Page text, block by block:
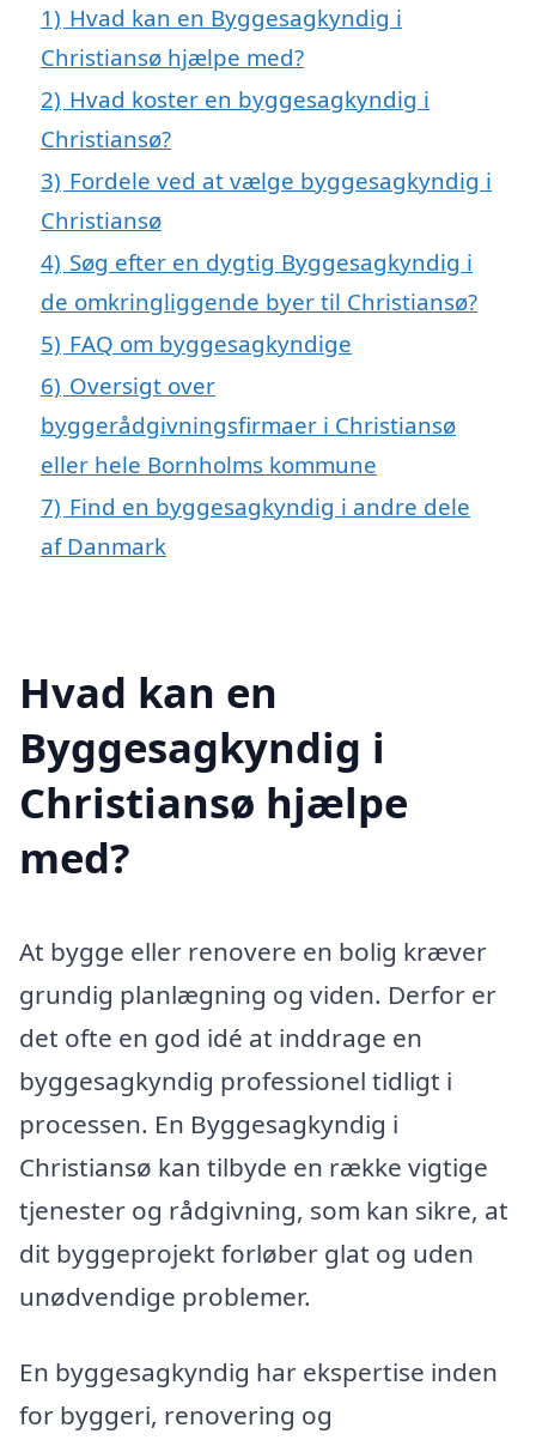
1) Hvad kan en Byggesagkyndig i
Christiansø hjælpe med?
2) Hvad koster en byggesagkyndig i
Christiansø?
3) Fordele ved at vælge byggesagkyndig i
Christiansø
4) Søg efter en dygtig Byggesagkyndig i
de omkringliggende byer til Christiansø?
5) FAQ om byggesagkyndige
6) Oversigt over
byggerådgivningsfirmaer i Christiansø
eller hele Bornholms kommune
7) Find en byggesagkyndig i andre dele
af Danmark
Hvad kan en
Byggesagkyndig i
Christiansø hjælpe
med?
At bygge eller renovere en bolig kræver
grundig planlægning og viden. Derfor er
det ofte en god idé at inddrage en
byggesagkyndig professionel tidligt i
processen. En Byggesagkyndig i
Christiansø kan tilbyde en række vigtige
tjenester og rådgivning, som kan sikre, at
dit byggeprojekt forløber glat og uden
unødvendige problemer.
En byggesagkyndig har ekspertise inden
for byggeri, renovering og